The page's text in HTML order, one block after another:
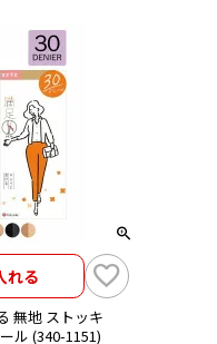
れる
無地 ストッキ
ル (340-1151)